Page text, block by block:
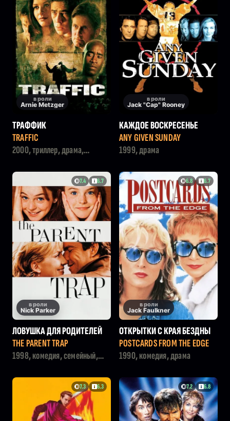
в роли
Arnie Metzger
ТРАФФИК
TRAFFIC
2000, триллер, драма,
в роли
Jack "Cap" Rooney
КАЖДОЕ ВОСКРЕСЕНЬЕ
ANY GIVEN SUNDAY
1999, драма
7.4 6.7
в роли
Nick Parker
ЛОВУШКА ДЛЯ РОДИТЕЛЕЙ
THE PARENT TRAP
1998, комедия, семейный,
6.8 6.7
в роли
Jack Faulkner
ОТКРЫТКИ С КРАЯ БЕЗДНЫ
POSTCARDS FROM THE EDGE
1990, комедия, драма
7.3 6.3 7.2 6.8